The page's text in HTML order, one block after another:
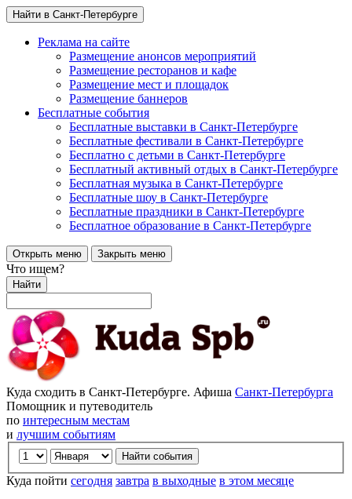
Найти в Санкт-Петербурге
Реклама на сайте
Размещение анонсов мероприятий
Размещение ресторанов и кафе
Размещение мест и площадок
Размещение баннеров
Бесплатные события
Бесплатные выставки в Санкт-Петербурге
Бесплатные фестивали в Санкт-Петербурге
Бесплатно с детьми в Санкт-Петербурге
Бесплатный активный отдых в Санкт-Петербурге
Бесплатная музыка в Санкт-Петербурге
Бесплатные шоу в Санкт-Петербурге
Бесплатные праздники в Санкт-Петербурге
Бесплатное образование в Санкт-Петербурге
Открыть меню Закрыть меню
Что ищем?
Найти
Куда сходить в Санкт-Петербурге. Афиша Санкт-Петербурга
Помощник и путеводитель
по интересным местам
и лучшим событиям
Куда пойти сегодня завтра в выходные в этом месяце